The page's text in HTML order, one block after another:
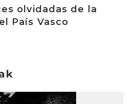
olvidadas de la
País Vasco